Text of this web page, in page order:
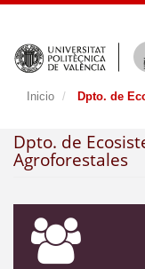
Inicio Dpto. de
Dpto. de
Agroforestales